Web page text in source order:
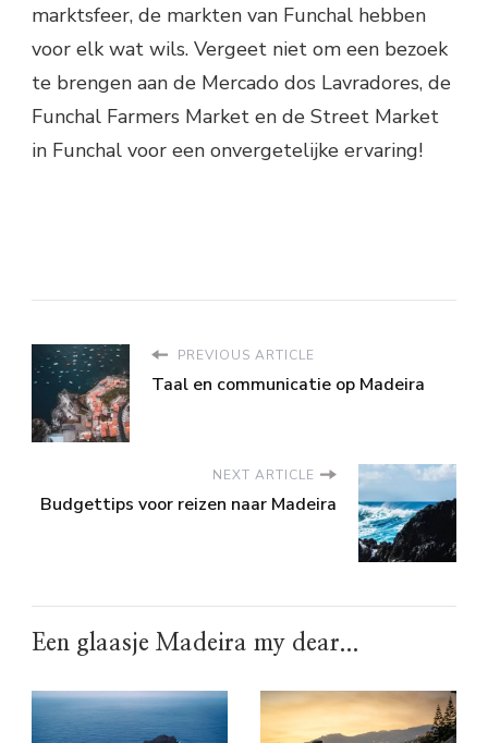
marktsfeer, de markten van Funchal hebben
voor elk wat wils. Vergeet niet om een bezoek
te brengen aan de Mercado dos Lavradores, de
Funchal Farmers Market en de Street Market
in Funchal voor een onvergetelijke ervaring!
PREVIOUS ARTICLE
Taal en communicatie op Madeira
NEXT ARTICLE
Budgettips voor reizen naar Madeira
Een glaasje Madeira my dear...